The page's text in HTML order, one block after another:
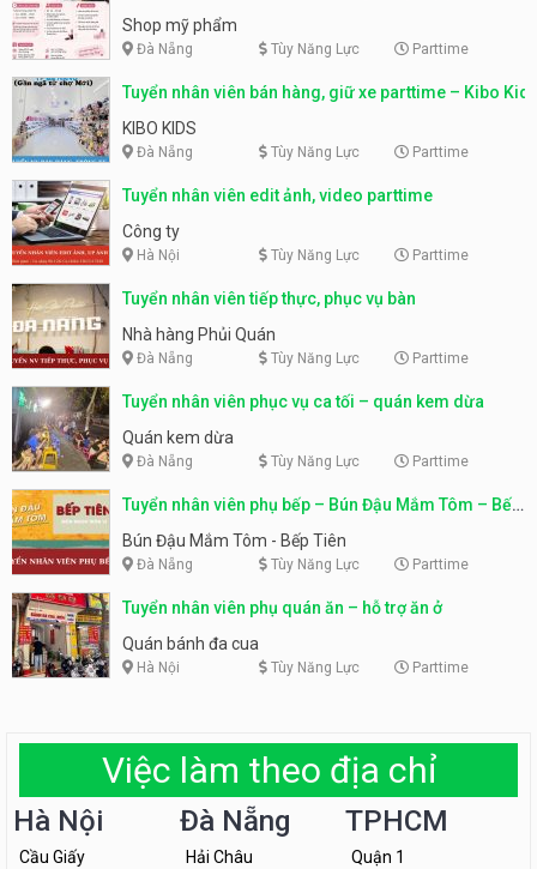
Shop mỹ phẩm
Đà Nẵng Tùy Năng Lực Parttime
Tuyển nhân viên bán hàng, giữ xe parttime – Kibo Kid
KIBO KIDS
Đà Nẵng Tùy Năng Lực Parttime
Tuyển nhân viên edit ảnh, video parttime
Công ty
Hà Nội Tùy Năng Lực Parttime
Tuyển nhân viên tiếp thực, phục vụ bàn
Nhà hàng Phủi Quán
Đà Nẵng Tùy Năng Lực Parttime
Tuyển nhân viên phục vụ ca tối – quán kem dừa
Quán kem dừa
Đà Nẵng Tùy Năng Lực Parttime
Tuyển nhân viên phụ bếp – Bún Đậu Mắm Tôm – Bếp
Tiên
Bún Đậu Mắm Tôm - Bếp Tiên
Đà Nẵng Tùy Năng Lực Parttime
Tuyển nhân viên phụ quán ăn – hỗ trợ ăn ở
Quán bánh đa cua
Hà Nội Tùy Năng Lực Parttime
Việc làm theo địa chỉ
Hà Nội
Cầu Giấy
Đà Nẵng
Hải Châu
TPHCM
Quận 1